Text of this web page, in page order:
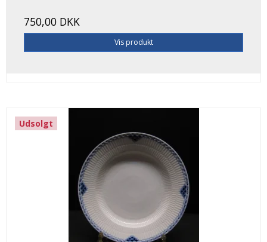
750,00 DKK
Vis produkt
Udsolgt